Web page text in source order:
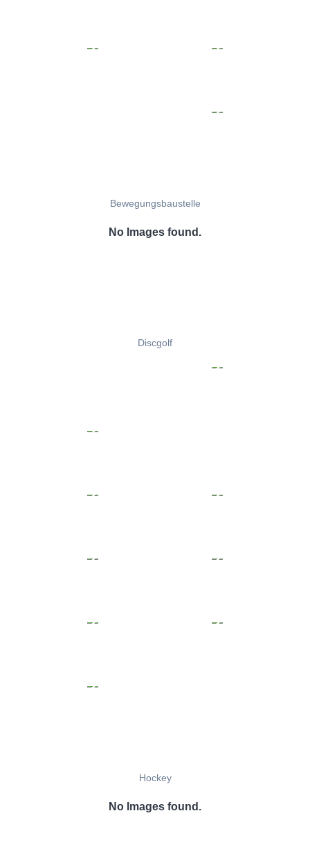
Bewegungsbaustelle
No Images found.
Discgolf
Hockey
No Images found.